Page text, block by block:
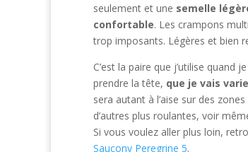
seulement et une semelle
confortable. Les crampons
trop imposants. Légères et bien
C’est la paire que j’utilise quand
prendre la tête, que je vais
sera autant à l’aise sur des
d’autres plus roulantes, voir
Si vous voulez aller plus loin,
Saucony Peregrine 5.